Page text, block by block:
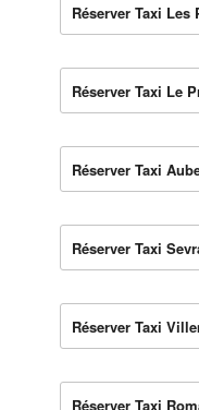
Réserver Taxi
Réserver Taxi Le
Réserver Taxi
Réserver Taxi
Réserver Taxi
Réserver Taxi